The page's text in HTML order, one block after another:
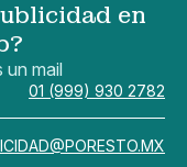
en
un mail
01 (999) 930 2782